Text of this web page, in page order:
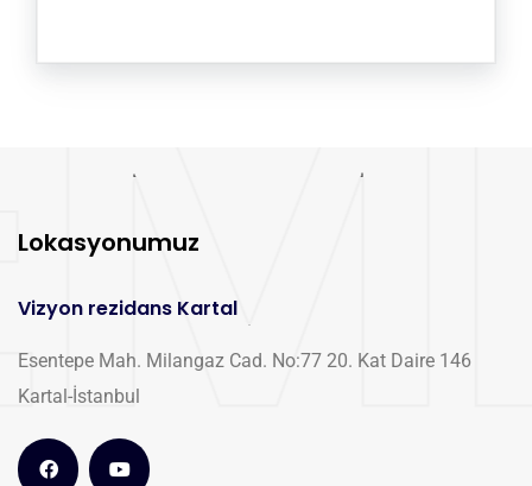
Lokasyonumuz
Vizyon rezidans Kartal
Esentepe Mah. Milangaz Cad. No:77 20. Kat Daire 146
Kartal-İstanbul